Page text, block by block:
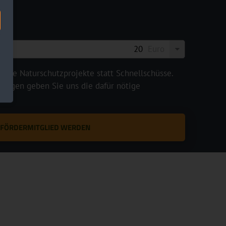
Naturschutzprojekte statt Schnellschüsse.
geben Sie uns die dafür nötige
WERDEN